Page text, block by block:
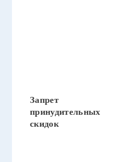
Запрет
принудительных
скидок